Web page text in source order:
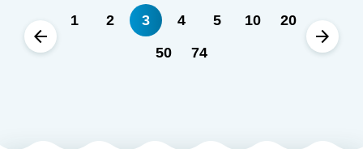
1 2 3 4 5 10
20
50
74